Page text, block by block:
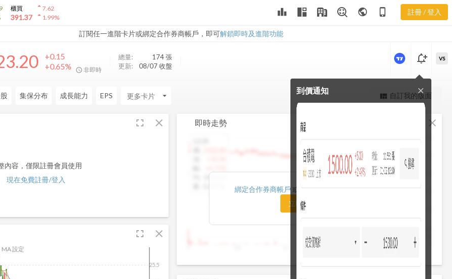
櫃買
391.37
arrow_drop_up7.62
arrow_drop_up1.99% leaderboard public phone_iphone 註冊 / 登入
訂閱任一進階卡片或綁定合作券商帳戶，即可解鎖即時及進階功能
1604
+0.15
+0.65%
非即時
總量: 174張
更新:
08/07 收盤
更強大的進階價量圖表
notification_add
到價通知 close
VS
集保分布 成長能力 EPS arrow_drop_down view_quilt 自訂我的版面
fullscreen close
內容，僅限註冊會員使用
現在免費註冊/登入
fullscreen close
25.5
MA 設定
即時走勢 close
13
1420.00
13:30
綁定合作券商帳戶 或「訂閱任一方案」即可解鎖
立即前往訂閱